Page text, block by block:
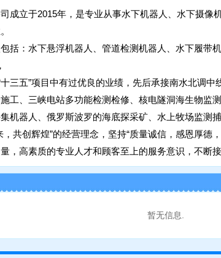
成立于2015年，是专业从事水下机器人、水下摄像
括：水下悬浮机器人、管道检测机器人、水下履带
十三五”项目中有过优良的业绩，先后承接南水北调
工、三峡电站多功能检测检修、核电隧洞海生物监
机器人、俄罗斯波罗的海底探采矿、水上牧场监测
共创辉煌”的经营理念，坚持“质量诚信，感恩厚德
，高素质的专业人才和顾客至上的服务意识，不断
暂无信息.